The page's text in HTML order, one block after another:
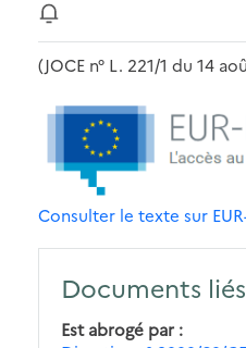
(JOCE n° L. 221/1 du 14
Consulter le texte sur
Documents liés
Est abrogé par